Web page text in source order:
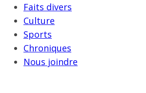
Faits divers
Culture
Sports
Chroniques
Nous joindre